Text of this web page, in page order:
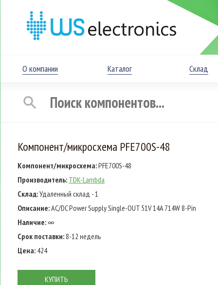
О компании Каталог Склад
Компонент/микросхема PFE700S-48
Компонент/микросхема:PFE700S-48
Производитель: TDK-Lambda
Склад:Удаленный склад - 1
Описание:AC/DC Power Supply Single-OUT 51V 14A 714W 8-Pin
Наличие:∞
Срок поставки:8-12 недель
Цена: 424
КУПИТЬ